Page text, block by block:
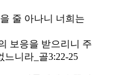
줄 아나니 너희는
보응을 받으리니 주
니라_골3:22-25